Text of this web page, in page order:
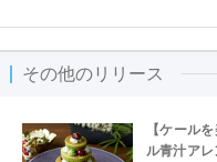
その他のリリース
【ケール
ル青汁ア